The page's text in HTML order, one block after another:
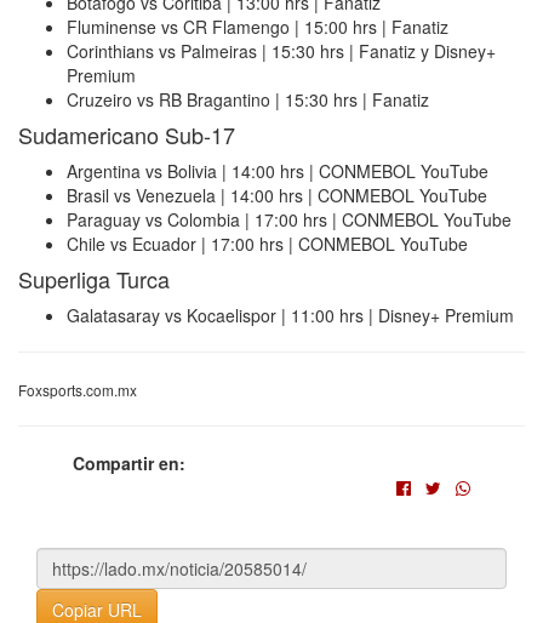
Fluminense vs CR Flamengo | 15:00 hrs | Fanatiz
Corinthians vs Palmeiras | 15:30 hrs | Fanatiz y Disney+
Premium
Cruzeiro vs RB Bragantino | 15:30 hrs | Fanatiz
Sudamericano Sub-17
Argentina vs Bolivia | 14:00 hrs | CONMEBOL YouTube
Brasil vs Venezuela | 14:00 hrs | CONMEBOL YouTube
Paraguay vs Colombia | 17:00 hrs | CONMEBOL YouTube
Chile vs Ecuador | 17:00 hrs | CONMEBOL YouTube
Superliga Turca
Galatasaray vs Kocaelispor | 11:00 hrs | Disney+ Premium
Foxsports.com.mx
Compartir en:
Copiar URL